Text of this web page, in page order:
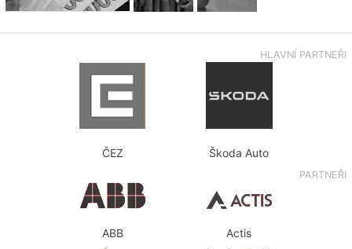
HLAVNÍ PARTNEŘI
ČEZ Škoda Auto
PARTNEŘI
ABB Actis